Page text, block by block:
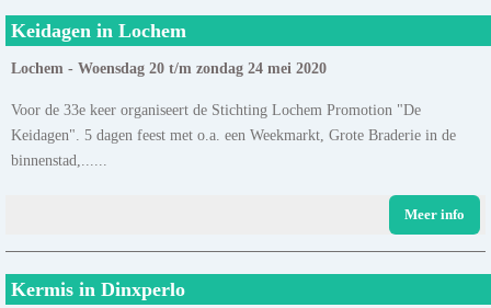
Keidagen in Lochem
Lochem - Woensdag 20 t/m zondag 24 mei 2020
Voor de 33e keer organiseert de Stichting Lochem Promotion "De
Keidagen". 5 dagen feest met o.a. een Weekmarkt, Grote Braderie in de
binnenstad,......
Meer info
Kermis in Dinxperlo